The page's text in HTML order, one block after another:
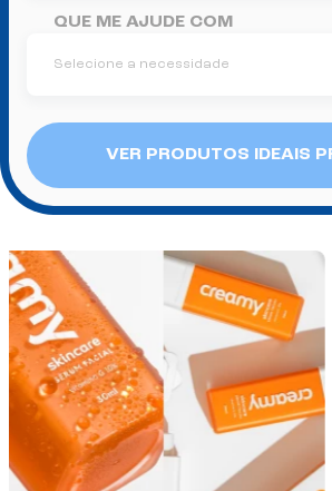
QUE ME AJUDE COM
Selecione a necessidade
VER PRODUTOS IDEAIS